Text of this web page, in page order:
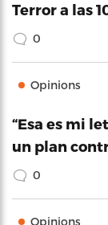
Terror a las
0
Opinions
“Esa es mi
un plan
0
Opinions